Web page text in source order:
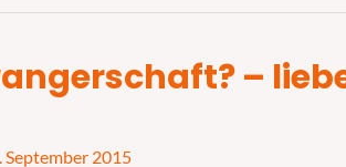
–
September 2015